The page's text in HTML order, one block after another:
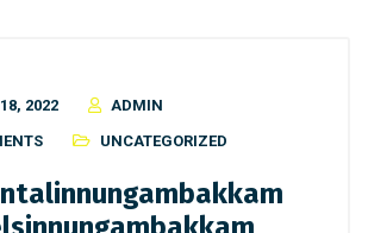
2022
ADMIN
UNCATEGORIZED